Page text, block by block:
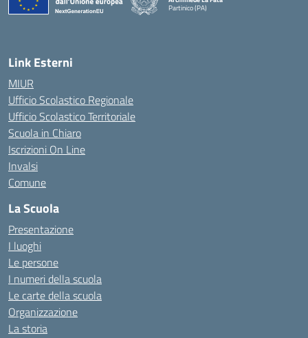
Partinico (PA)
Link Esterni
MIUR
Ufficio Scolastico Regionale
Ufficio Scolastico Territoriale
Scuola in Chiaro
Iscrizioni On Line
Invalsi
Comune
La Scuola
Presentazione
I luoghi
Le persone
I numeri della scuola
Le carte della scuola
Organizzazione
La storia